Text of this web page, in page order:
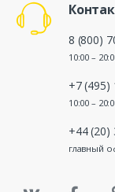
8 (800)
10:00 –
+7 (495)
10:00 –
+44 (20)
главный